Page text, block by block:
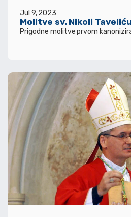
Jul 9, 2023
Molitve sv. Nikoli Taveliću
Prigodne molitve prvom